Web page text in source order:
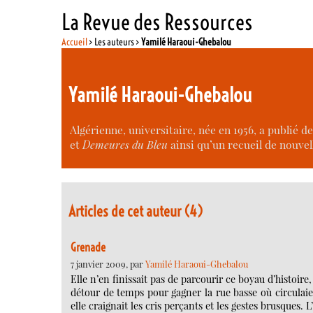
La Revue des Ressources
Accueil> Les auteurs >Yamilé Haraoui-Ghebalou
Yamilé Haraoui-Ghebalou
Algérienne, universitaire, née en 1956, a publié
et Demeures du Bleu ainsi qu’un recueil de
Articles de cet auteur (4)
Grenade
7 janvier 2009, parYamilé Haraoui-Ghebalou
Elle n’en finissait pas de parcourir ce boyau
détour de temps pour gagner la rue basse où
elle craignait les cris perçants et les gestes brusques.